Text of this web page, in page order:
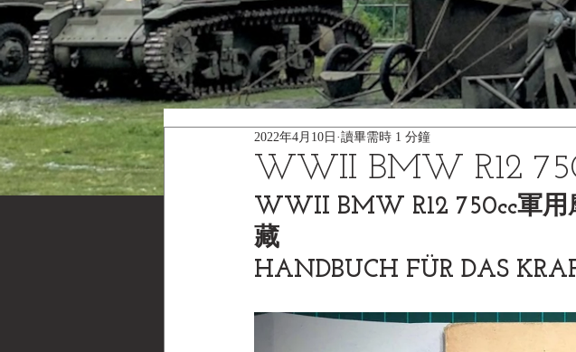
WWII BMW R12
2022年4月10日 讀畢需時 1 分鐘
WWII BMW R12 750cc軍
藏
HANDBUCH FÜR DAS